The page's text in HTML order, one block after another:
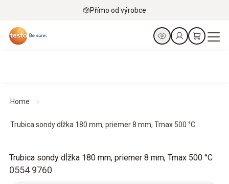
Přímo od výrobce
Home
Trubica sondy dĺžka 180 mm, priemer 8 mm, Tmax 500 °C
0554 9760
Trubica sondy dĺžka 180 mm, priemer 8 mm, Tmax 500 °C